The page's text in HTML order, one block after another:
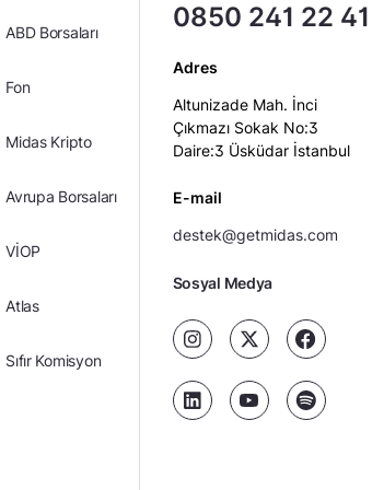
ABD Borsaları
Fon
Midas Kripto
Avrupa Borsaları
VİOP
Atlas
Sıfır Komisyon
0850 241 22 41
Adres
Altunizade Mah. İnci
Çıkmazı Sokak No:3
Daire:3 Üsküdar İstanbul
E-mail
destek@getmidas.com
Sosyal Medya